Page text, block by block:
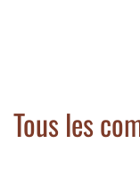
Tous les